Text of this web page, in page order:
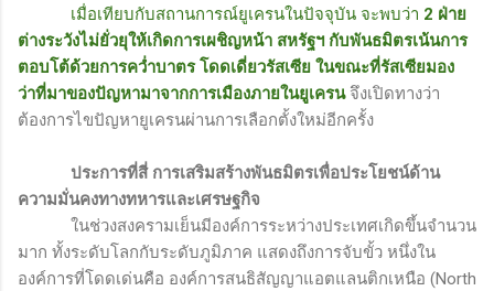
เมื่อเทียบกับสถานการณ์ยูเครนในปัจจุบัน จะพบว่า 2 ฝ่าย
ต่างระวังไม่ยั่วยุให้เกิดการเผชิญหน้า สหรัฐฯ กับพันธมิตรเน้นการ
ตอบโต้ด้วยการคว่ำบาตร โดดเดี่ยวรัสเซีย ในขณะที่รัสเซียมอง
ว่าที่มาของปัญหามาจากการเมืองภายในยูเครนจึงเปิดทางว่า
ต้องการไขปัญหายูเครนผ่านการเลือกตั้งใหม่อีกครั้ง
ประการที่สี่ การเสริมสร้างพันธมิตรเพื่อประโยชน์ด้าน
ความมั่นคงทางทหารและเศรษฐกิจ
ในช่วงสงครามเย็นมีองค์การระหว่างประเทศเกิดขึ้นจำนวน
มาก ทั้งระดับโลกกับระดับภูมิภาค แสดงถึงการจับขั้ว หนึ่งใน
องค์การที่โดดเด่นคือ องค์การสนธิสัญญาแอตแลนติกเหนือ (North